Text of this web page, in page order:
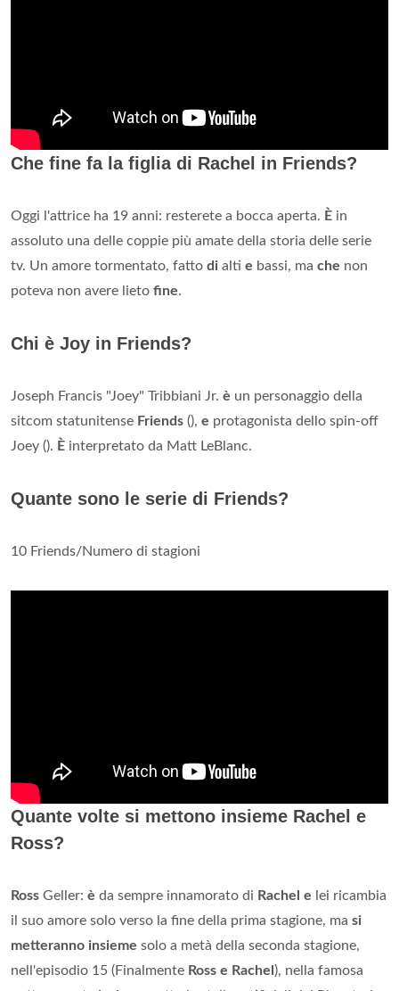
Che fine fa la figlia di Rachel in Friends?
Oggi l'attrice ha 19 anni: resterete a bocca aperta. È in
assoluto una delle coppie più amate della storia delle serie
tv. Un amore tormentato, fatto di alti e bassi, ma che non
poteva non avere lieto fine.
Chi è Joy in Friends?
Joseph Francis "Joey" Tribbiani Jr. è un personaggio della
sitcom statunitense Friends (), e protagonista dello spin-off
Joey (). È interpretato da Matt LeBlanc.
Quante sono le serie di Friends?
10 Friends/Numero di stagioni
Quante volte si mettono insieme Rachel e
Ross?
Ross Geller: è da sempre innamorato di Rachel e lei ricambia
il suo amore solo verso la fine della prima stagione, ma si
metteranno insieme solo a metà della seconda stagione,
nell'episodio 15 (Finalmente Ross e Rachel ), nella famosa